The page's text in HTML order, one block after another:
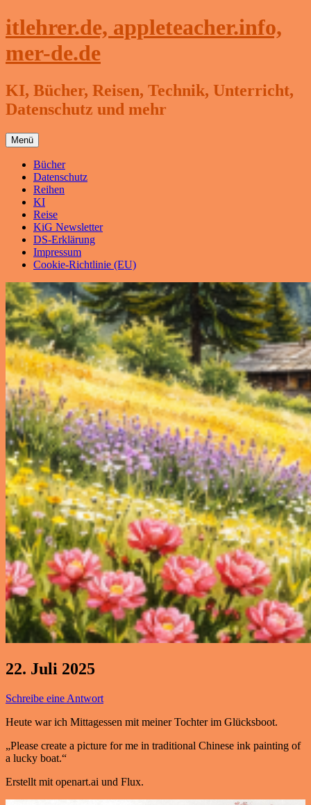
Zum
Inhalt
itlehrer.de, appleteacher.info,
mer-de.de
KI, Bücher, Reisen, Technik, Unterricht,
Datenschutz und mehr
Menü
Bücher
Datenschutz
Reihen
KI
Reise
KiG Newsletter
DS-Erklärung
Impressum
Cookie-Richtlinie (EU)
22. Juli 2025
Schreibe eine Antwort
Heute war ich Mittagessen mit meiner Tochter im Glücksboot.
„Please create a picture for me in traditional Chinese ink painting of
a lucky boat.“
Erstellt mit openart.ai und Flux.